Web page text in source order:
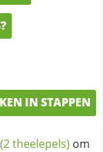
IN STAPPEN
(2 theelepels) om